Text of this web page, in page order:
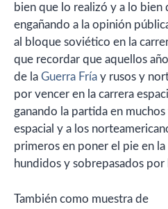
bien que lo realizó y a lo bien
engañando a la opinión
al bloque soviético en la
que recordar que aquellos
de la Guerra Fría y rusos y
por vencer en la carrera
ganando la partida en
espacial y a los
primeros en poner el pie en la
hundidos y sobrepasados por
También como muestra de